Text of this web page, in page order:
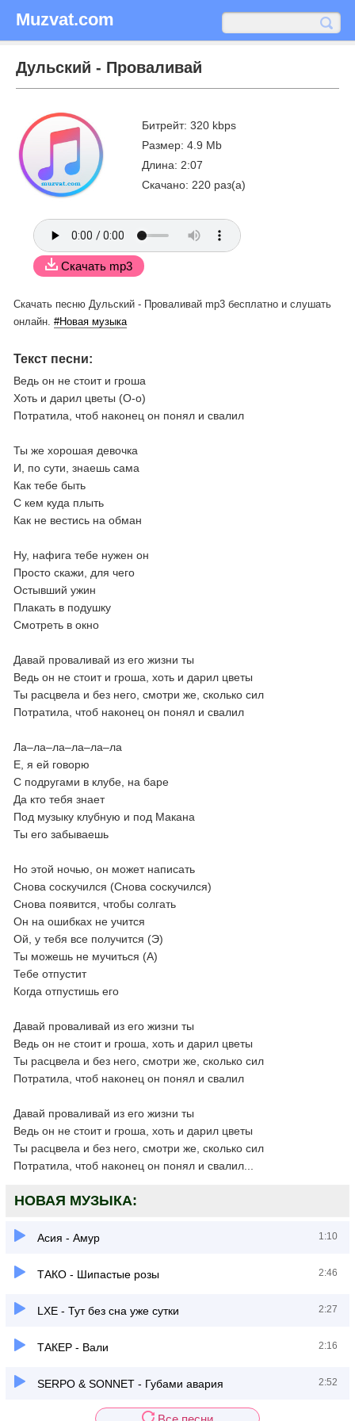
Muzvat.com
Дульский - Проваливай
Битрейт: 320 kbps
Размер: 4.9 Mb
Длина: 2:07
Скачано: 220 раз(а)
Скачать mp3
Скачать песню Дульский - Проваливай mp3 бесплатно и слушать
онлайн. #Новая музыка
Текст песни:
Ведь он не стоит и гроша
Хоть и дарил цветы (О-о)
Потратила, чтоб наконец он понял и свалил
Ты же хорошая девочка
И, по сути, знаешь сама
Как тебе быть
С кем куда плыть
Как не вестись на обман
Ну, нафига тебе нужен он
Просто скажи, для чего
Остывший ужин
Плакать в подушку
Смотреть в окно
Давай проваливай из его жизни ты
Ведь он не стоит и гроша, хоть и дарил цветы
Ты расцвела и без него, смотри же, сколько сил
Потратила, чтоб наконец он понял и свалил
Ла–ла–ла–ла–ла–ла
Е, я ей говорю
С подругами в клубе, на баре
Да кто тебя знает
Под музыку клубную и под Макана
Ты его забываешь
Но этой ночью, он может написать
Снова соскучился (Снова соскучился)
Снова появится, чтобы солгать
Он на ошибках не учится
Ой, у тебя все получится (Э)
Ты можешь не мучиться (А)
Тебе отпустит
Когда отпустишь его
Давай проваливай из его жизни ты
Ведь он не стоит и гроша, хоть и дарил цветы
Ты расцвела и без него, смотри же, сколько сил
Потратила, чтоб наконец он понял и свалил
Давай проваливай из его жизни ты
Ведь он не стоит и гроша, хоть и дарил цветы
Ты расцвела и без него, смотри же, сколько сил
Потратила, чтоб наконец он понял и свалил...
НОВАЯ МУЗЫКА:
Асия - Амур 1:10
ТАКО - Шипастые розы 2:46
LXE - Тут без сна уже сутки 2:27
ТАКЕР - Вали 2:16
SERPO & SONNET - Губами авария 2:52